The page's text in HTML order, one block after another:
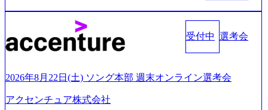
0x644.webp レバレジーズ株式会社 会社説明資料 (https://spea
kerdeck.com/leverages/leverages-hui-she-shao-jie-zi-liao-zhong-tu-
cai-yong-xiang-ke) 「働く人」「事業・サービス」「カルチャ
ー」など、レバレジーズのリアルを取り上げています！ (htt
「外国人留学生等受入環境整備事業委託業務」を受託 (http
s://prtimes.jp/main/html/rd/p/000000612.000010591.html) レバレ
ジーズ、モチベーション管理システム「NALYSYS」リリー
受付中 選考会
2026年8月22日(土) ソング本部 週末オンライン選考会
アクセンチュア株式会社